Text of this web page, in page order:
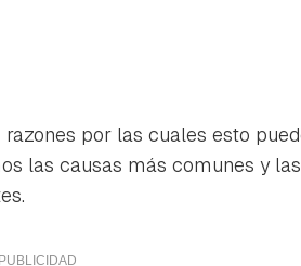
razones por las cuales esto
las causas más comunes y